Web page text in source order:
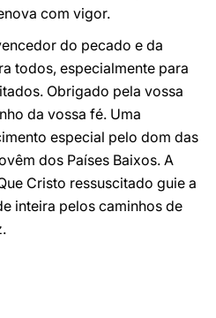
com vigor.
do pecado e da
todos, especialmente para
Obrigado pela vossa
da vossa fé. Uma
especial pelo dom das
dos Países Baixos. A
Cristo ressuscitado guie a
inteira pelos caminhos de